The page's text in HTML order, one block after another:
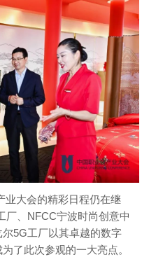
业大会的精彩日程仍在继
厂、NFCC宁波时尚创意中
5G工厂以其卓越的数字
了此次参观的一大亮点。